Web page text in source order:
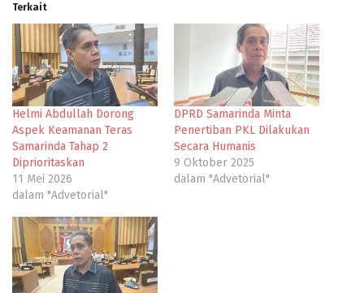
Terkait
Helmi Abdullah Dorong
Aspek Keamanan Teras
Samarinda Tahap 2
Diprioritaskan
11 Mei 2026
dalam "Advetorial"
DPRD Samarinda Minta
Penertiban PKL Dilakukan
Secara Humanis
9 Oktober 2025
dalam "Advetorial"